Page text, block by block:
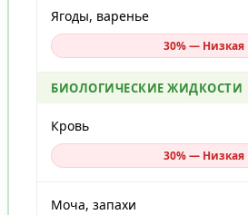
Ягоды, варенье
30% — Низкая
БИОЛОГИЧЕСКИЕ ЖИДКОСТИ
Кровь
30% — Низкая
Моча, запахи